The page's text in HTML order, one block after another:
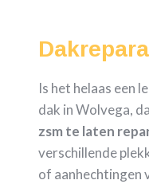
Is het helaas een
dak in Wolvega,
zsm te laten
verschillende
of aanhechtingen